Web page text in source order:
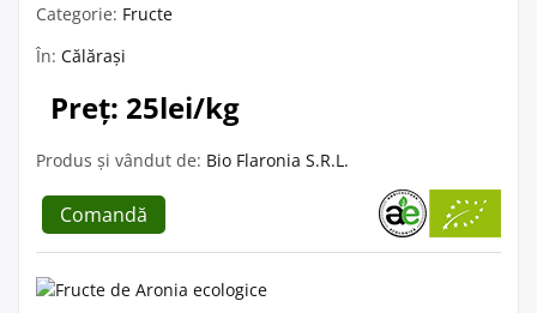
Categorie: Fructe
În: Călărași
Preț: 25lei/kg
Produs și vândut de: Bio Flaronia S.R.L.
Comandă